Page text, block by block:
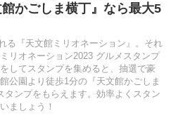
かごしま横丁』なら最大5
る『天文館ミリオネーション』。それ
リオネーション2023 グルメスタンプ
してスタンプを集めると、抽選で豪
公園より徒歩1分の『天文館かごしま
ンプをもらえます。効率よくスタン
ましょう！